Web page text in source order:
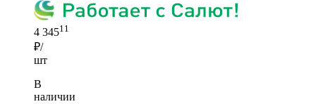
4 34511
₽/
шт
В
наличии